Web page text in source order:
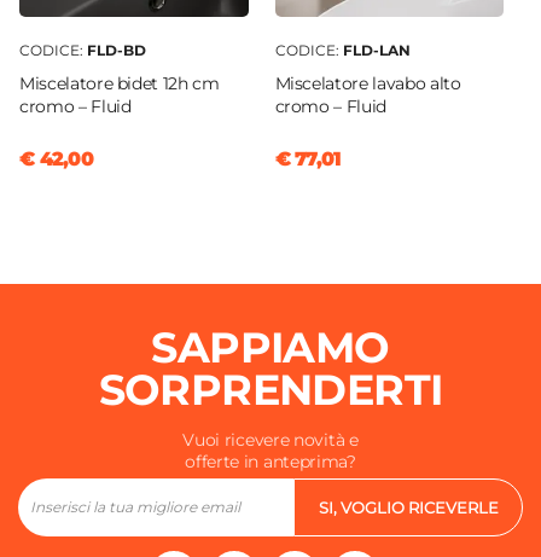
CODICE: FLD-BD
Miscelatore bidet 12h cm
cromo – Fluid
€ 42,00
CODICE: FLD-LAN
Miscelatore lavabo alto
cromo – Fluid
€ 77,01
SAPPIAMO
SORPRENDERTI
Vuoi ricevere novità e
offerte in anteprima?
SI, VOGLIO RICEVERLE